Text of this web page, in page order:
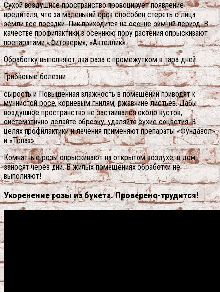
Сухой воздушное пространство провоцирует появление
вредителя, что за маленький срок способен стереть с лица
земли все посадки. Пик приходится на осенне-зимний период. В
качестве профилактики в осеннюю пору растения опрыскивают
препаратами «Фитоверм», «Актеллик».
Обработку выполняют два раза с промежутком в пара дней.
Грибковые болезни
сырость и Повышенная влажность в помещении приводят к
мучнистой росе, корневым гнилям, ржавчине листьев. Дабы
воздушное пространство не застаивался около кустов,
систематично делайте обрезку, удаляйте сухие соцветия. В
целях профилактики и лечения применяют препараты «Фундазол»
и «Топаз».
Комнатные розы опрыскивают на открытом воздухе, в дом
заносят через дни. В жилых помещениях обработки не
выполняют!
Укоренение розы из букета. Проверено-трудится!